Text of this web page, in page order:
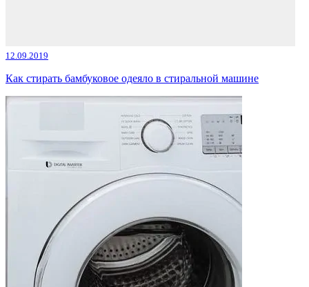
12.09.2019
Как стирать бамбуковое одеяло в стиральной машине